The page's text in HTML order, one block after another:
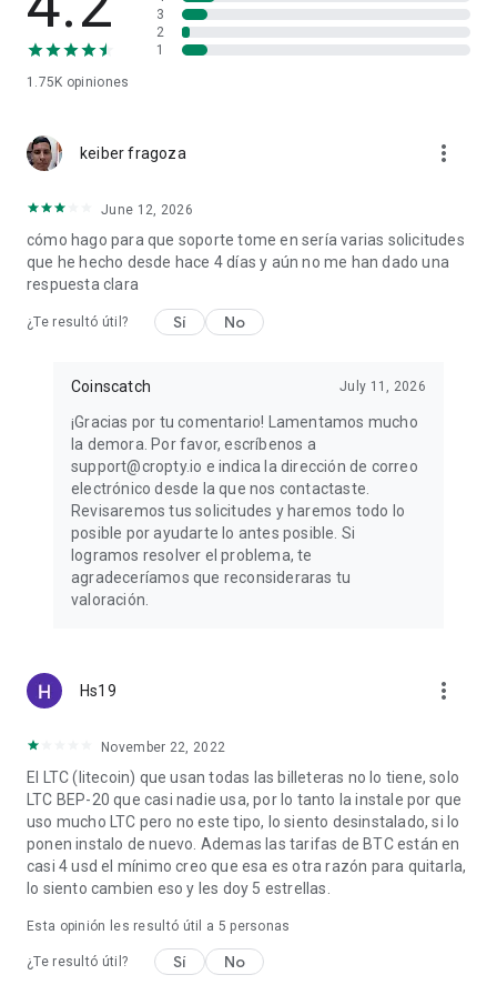
que apreciará la conveniencia, seguridad y versatilidad de
nuestra aplicación.
Únase a nosotros hoy y comience su viaje hacia el mundo de
las criptomonedas. Tu futuro en el mundo de las
1.75K opiniones
3
2
1
keiber fragoza more_vert
June 12, 2026
cómo hago para que soporte tome en sería varias solicitudes
que he hecho desde hace 4 días y aún no me han dado una
respuesta clara
¿Te resultó útil? Sí No
Coinscatch July 11, 2026
¡Gracias por tu comentario! Lamentamos mucho
la demora. Por favor, escríbenos a
support@cropty.io e indica la dirección de correo
electrónico desde la que nos contactaste.
Revisaremos tus solicitudes y haremos todo lo
posible por ayudarte lo antes posible. Si
logramos resolver el problema, te
agradeceríamos que reconsideraras tu
valoración.
Hs19 more_vert
November 22, 2022
El LTC (litecoin) que usan todas las billeteras no lo tiene, solo
LTC BEP-20 que casi nadie usa, por lo tanto la instale por que
uso mucho LTC pero no este tipo, lo siento desinstalado, si lo
ponen instalo de nuevo. Ademas las tarifas de BTC están en
casi 4 usd el mínimo creo que esa es otra razón para quitarla,
lo siento cambien eso y les doy 5 estrellas.
Esta opinión les resultó útil a 5 personas
¿Te resultó útil? Sí No